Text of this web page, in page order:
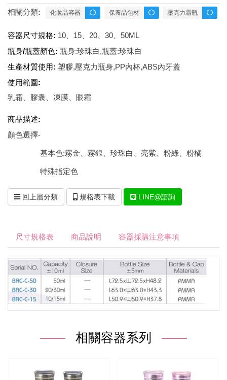
相關分類: 化妝品容器 保養品包材 壓克力霜瓶
容器尺寸規格: 10、15、20、30、50ML
瓶身/瓶蓋顏色: 瓶身:珍珠白,瓶蓋:珍珠白
生產材質使用: 塑膠,壓克力瓶身,PP內杯,ABS內牙蓋
使用範圍:
乳霜、膠囊、凍膜、眼霜
商品描述:
顏色選擇-
基本色:霧金、霧銀、珍珠白、亮紫、粉綠、粉橘
特殊指定色
回上層分類 規格表下載 LINE@諮詢
尺寸規格表 商品說明 容器採購注意事項
相關容器系列